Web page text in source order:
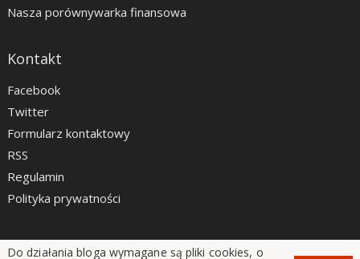
Nasza porównywarka finansowa
Kontakt
Facebook
Twitter
Formularz kontaktowy
RSS
Regulamin
Polityka prywatności
Do działania bloga wymagane są pliki cookies, o